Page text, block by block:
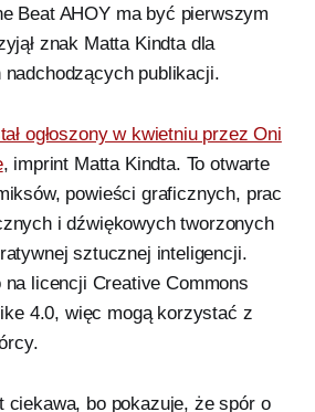
Beat AHOY ma być pierwszym
znak Matta Kindta dla
publikacji.
ogłoszony w kwietniu przez Oni
, imprint Matta Kindta. To otwarte
powieści graficznych, prac
i dźwiękowych tworzonych
sztucznej inteligencji.
na licencji Creative Commons
4.0, więc mogą korzystać z
ciekawa, bo pokazuje, że spór o